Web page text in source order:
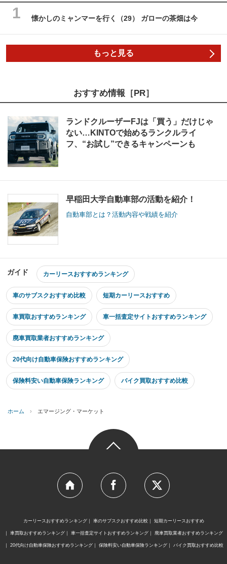
懐かしのミャンマーを行く（29） ガローの茶畑は今
もっと見る
おすすめ情報［PR］
ランドクルーザーFJは「買う」だけじゃ
ない…KINTOで始めるランクルライ
フ、“お試し”できるキャンペーンも
早稲田大学自動車部の活動を紹介！
自動車部とは？活動内容や戦績を紹介
ガイド カーリースおすすめランキング
車のサブスクおすすめ比較 短期カーリースおすすめ
車買取おすすめランキング 車一括査定サイトおすすめランキング
廃車買取業者おすすめランキング
20代向け自動車保険おすすめランキング
保険料安い自動車保険ランキング バイク買取おすすめ比較
ホーム › エマージング・マーケット
カーリースおすすめランキング 車のサブスクおすすめ比較 短期カーリースおすすめ
車買取おすすめランキング 車一括査定サイトおすすめランキング 廃車買取業者おすすめランキング
20代向け自動車保険おすすめランキング 保険料安い自動車保険ランキング バイク買取おすすめ比較